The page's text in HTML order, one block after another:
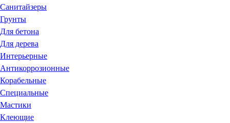
Санитайзеры
Грунты
Для бетона
Для дерева
Интерьерные
Антикоррозионные
Корабельные
Специальные
Мастики
Клеющие